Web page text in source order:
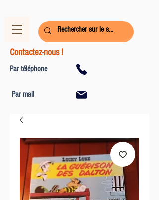
Contactez-nous !
Par téléphone
Par mail